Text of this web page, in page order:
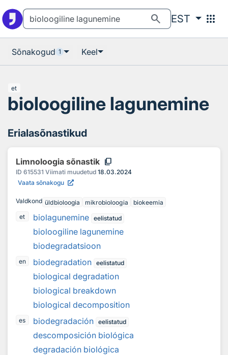
search EST apps
Sõnakogud 1 Keel
et
bioloogiline lagunemine
Erialasõnastikud
Limnoloogia sõnastik content_copy
ID 615531 Viimati muudetud 18.03.2024
Vaata sõnakogu
Valdkond üldbioloogia mikrobioloogia
biokeemia
et
biolagunemine eelistatud
bioloogiline lagunemine
biodegradatsioon
en biodegradation eelistatud
biological degradation
biological breakdown
biological decomposition
es biodegradación eelistatud
descomposición biológica
degradación biológica